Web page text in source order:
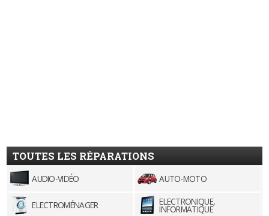
TOUTES LES RÉPARATIONS
AUDIO-VIDÉO AUTO-MOTO
ELECTROMÉNAGER ELECTRONIQUE,
INFORMATIQUE